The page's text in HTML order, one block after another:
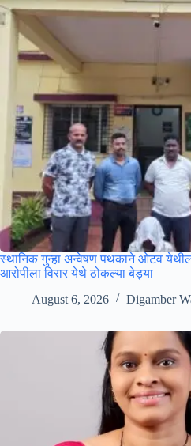
स्थानिक गुन्हा अन्वेषण पथकाने ओटव येथील
आरोपीला विरार येथे ठोकल्या बेड्या
August 6, 2026
Digamber